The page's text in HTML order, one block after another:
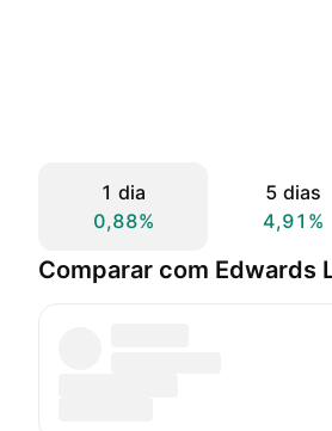
1 dia
0,88%
5 dias
4,91%
Comparar com Edwards